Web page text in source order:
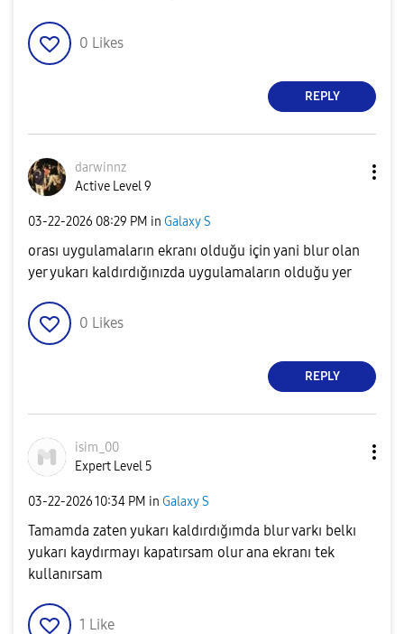
0 Likes
REPLY
darwinnz
Active Level 9
‎03-22-2026 08:29 PM in Galaxy S
orası uygulamaların ekranı olduğu için yani blur olan
yer yukarı kaldırdığınızda uygulamaların olduğu yer
0 Likes
REPLY
isim_00
Expert Level 5
‎03-22-202610:34 PM in Galaxy S
Tamamda zaten yukarı kaldırdığımda blur varkı belkı
yukarı kaydırmayı kapatırsam olur ana ekranı tek
kullanırsam
1 Like